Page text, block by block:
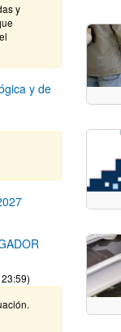
y
y de